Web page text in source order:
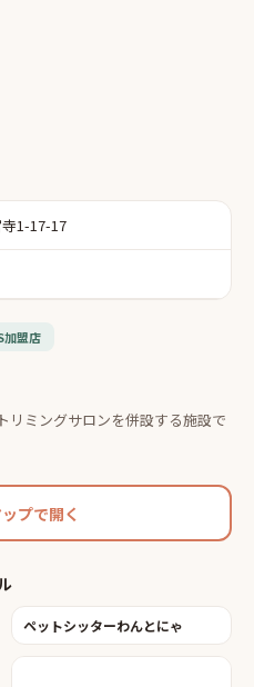
1-17-17
加盟店
リミングサロンを併設する施設で
プで開く
ペットシッターわんとにゃ